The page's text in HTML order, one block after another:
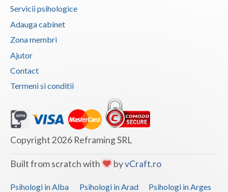
Servicii psihologice
Adauga cabinet
Zona membri
Ajutor
Contact
Termeni si conditii
Copyright 2026 Reframing SRL
Built from scratch with byvCraft.ro
Psihologi in Alba Psihologi in Arad
Psihologi in Arges